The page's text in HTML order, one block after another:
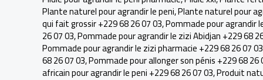
Plante naturel pour agrandir le peni,Plante naturel pour
qui fait grossir +229 68 26 07 03,Pommade pour agrandir
26 07 03,Pommade pour agrandir le zizi Abidjan +229 68
Pommade pour agrandir le zizi pharmacie +229 68 26 07 03
68 26 07 03,Pommade pour allonger son pénis +229 68 26
africain pour agrandir le peni +229 68 26 07 03,Produit